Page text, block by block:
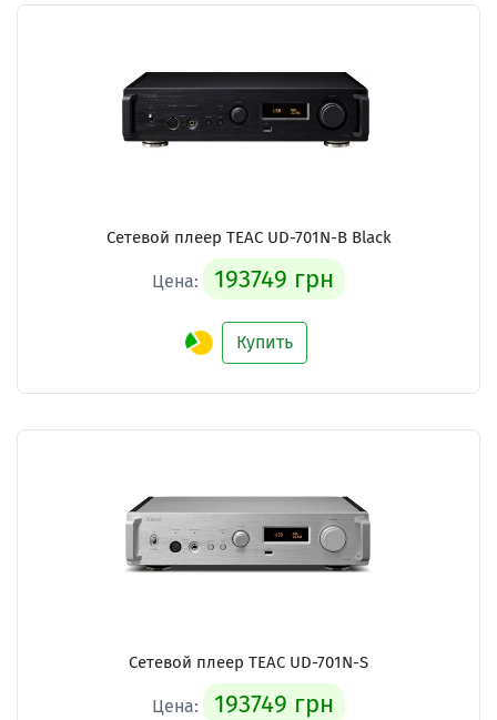
Сетевой плеер TEAC UD-701N-B Black
Цена: 193749 грн
Купить
Сетевой плеер TEAC UD-701N-S
Цена: 193749 грн